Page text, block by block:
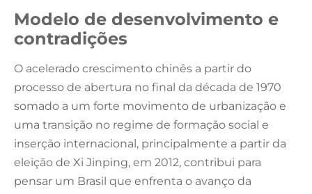
Modelo de desenvolvimento e
contradições
O acelerado crescimento chinês a partir do
processo de abertura no final da década de 1970
somado a um forte movimento de urbanização e
uma transição no regime de formação social e
inserção internacional, principalmente a partir da
eleição de Xi Jinping, em 2012, contribui para
pensar um Brasil que enfrenta o avanço da